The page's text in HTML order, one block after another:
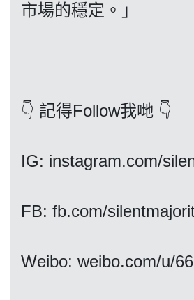
聯絡我們
市場的穩定。」
👇 記得Follow我哋 👇
IG: instagram.com/
FB: fb.com/
Weibo: weibo.com/u/